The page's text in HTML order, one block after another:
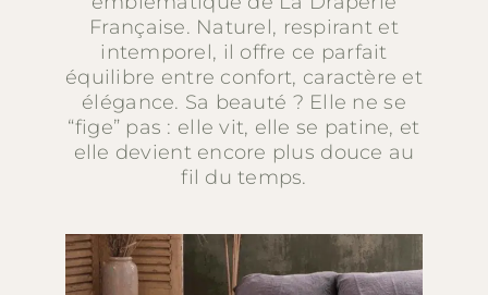
Partenaires
La marque
Française. Naturel, respirant et
intemporel, il offre ce parfait
équilibre entre confort, caractère et
élégance. Sa beauté ? Elle ne se
“fige” pas : elle vit, elle se patine, et
elle devient encore plus douce au
fil du temps.